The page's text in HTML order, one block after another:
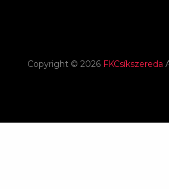
Copyright © 2026 FKCsíkszereda